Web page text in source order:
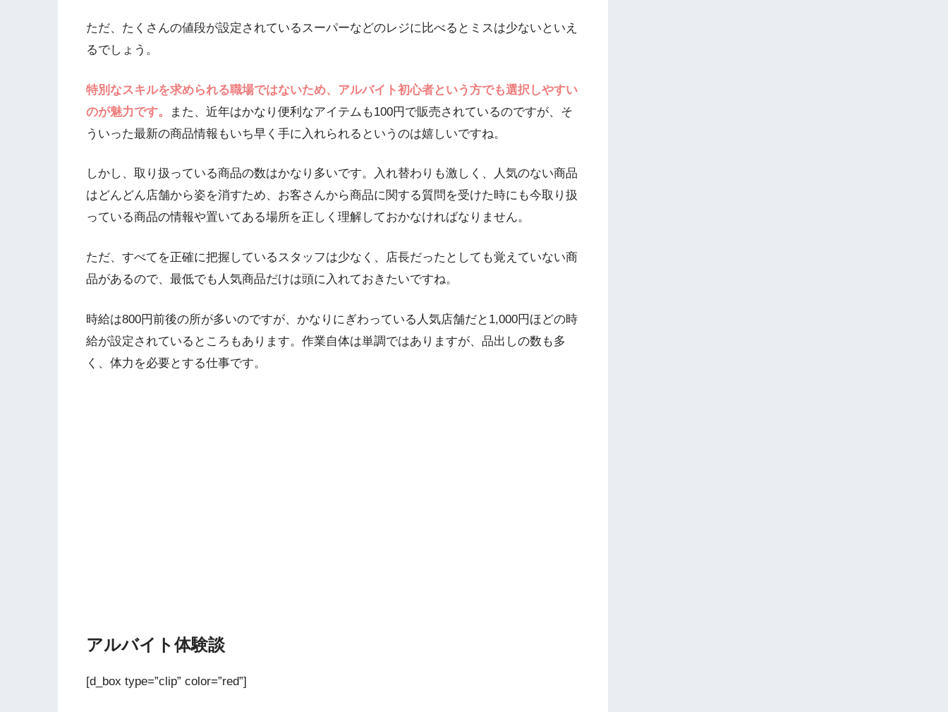
ただ、たくさんの値段が設定されているスーパーなどのレジに比べるとミスは少ないといえ
るでしょう。
特別なスキルを求められる職場ではないため、アルバイト初心者という方でも選択しやすい
のが魅力です。
また、近年はかなり便利なアイテムも100円で販売されているのですが、そ
ういった最新の商品情報もいち早く手に入れられるというのは嬉しいですね。
しかし、取り扱っている商品の数はかなり多いです。入れ替わりも激しく、人気のない商品
はどんどん店舗から姿を消すため、お客さんから商品に関する質問を受けた時にも今取り扱
っている商品の情報や置いてある場所を正しく理解しておかなければなりません。
ただ、すべてを正確に把握しているスタッフは少なく、店長だったとしても覚えていない商
品があるので、最低でも人気商品だけは頭に入れておきたいですね。
時給は800円前後の所が多いのですが、かなりにぎわっている人気店舗だと1,000円ほどの時
給が設定されているところもあります。作業自体は単調ではありますが、品出しの数も多
く、体力を必要とする仕事です。
アルバイト体験談
[d_box type=”clip” color=”red”]